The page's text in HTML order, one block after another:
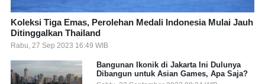
Koleksi Tiga Emas, Perolehan Medali Indonesia Mulai Jauh
Ditinggalkan Thailand
Rabu, 27 Sep 2023 16:49 WIB
Bangunan Ikonik di Jakarta Ini Dulunya
Dibangun untuk Asian Games, Apa Saja?